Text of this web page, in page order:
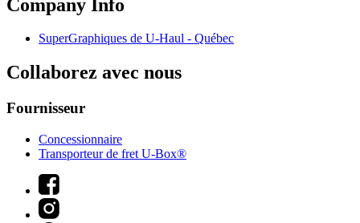
Company Info
SuperGraphiques de U-Haul - Québec
Collaborez avec nous
Fournisseur
Concessionnaire
Transporteur de fret U-Box®